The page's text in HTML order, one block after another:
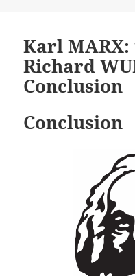
Karl
Richard
Conclusion
Conclusion